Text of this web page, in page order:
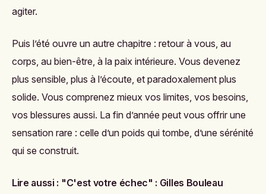
agiter.
Puis l’été ouvre un autre chapitre : retour à vous, au
corps, au bien-être, à la paix intérieure. Vous devenez
plus sensible, plus à l’écoute, et paradoxalement plus
solide. Vous comprenez mieux vos limites, vos besoins,
vos blessures aussi. La fin d’année peut vous offrir une
sensation rare : celle d’un poids qui tombe, d’une sérénité
qui se construit.
Lire aussi : "C'est votre échec" : Gilles Bouleau